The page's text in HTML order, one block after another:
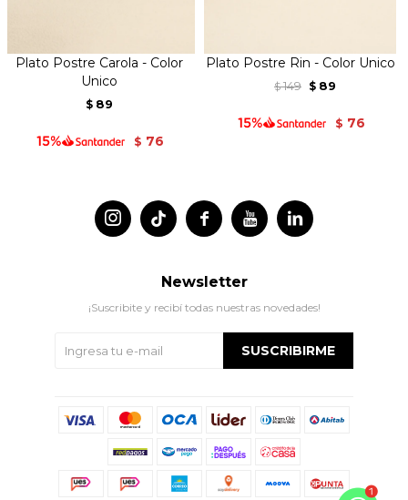
Plato Postre Carola - Color
Unico
$ 89
$ 76
Plato Postre Rin - Color Unico
$ 149 $ 89
$ 76
 
 
Newsletter
¡Suscribite y recibí todas nuestras novedades!
SUSCRIBIRME